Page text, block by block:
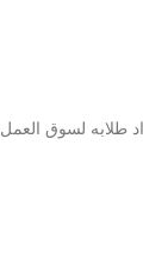
طلابه لسوق العمل